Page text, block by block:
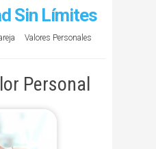
Sin Límites
Valores Personales
Personal